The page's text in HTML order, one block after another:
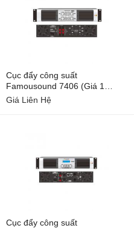
Cục đẩy công suất
Famousound 7406 (Giá 1
chiếc)
Giá Liên Hệ
Cục đẩy công suất